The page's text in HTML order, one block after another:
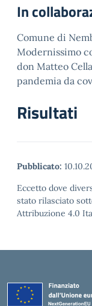
In
Comune di
Modernissimo
don Matteo
pandemia da
Risultati
Pubblicato:
Eccetto dove
stato rilasciato
Attribuzione 4.0